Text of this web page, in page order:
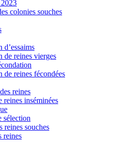
2023
colonies souches
de reines vierges
de reines fécondées
reines
reines inséminées
sélection
reines souches
reines